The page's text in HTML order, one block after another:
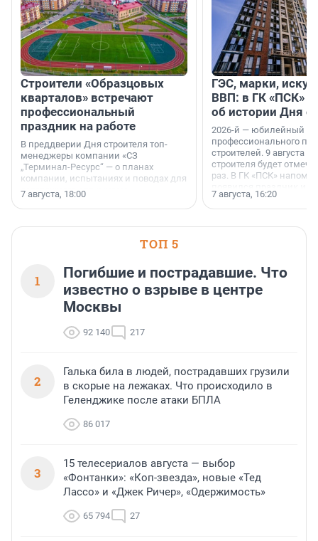
Строители «Образцовых
кварталов» встречают
профессиональный
праздник на работе
В преддверии Дня строителя топ-
менеджеры компании «СЗ
„Терминал-Ресурс“ — о планах
компании, испытаниях и поводах для
осторожного оптимизма.
7 августа, 18:00
ГЭС, марки,
ВВП: в ГК «ПСК»
об истории Дня
2026-й — юбилейный
профессионального
строителей. 9 августа
строителя будет
раз. В ГК «ПСК»
поменялась роль
7 августа, 16:20
ТОП 5
1
Погибшие и пострадавшие. Что
известно о взрыве в центре
Москвы
92 140 217
2
Галька била в людей, пострадавших грузили
в скорые на лежаках. Что происходило в
Геленджике после атаки БПЛА
86 017
3
15 телесериалов августа — выбор
«Фонтанки»: «Коп-звезда», новые «Тед
Лассо» и «Джек Ричер», «Одержимость»
65 794 27